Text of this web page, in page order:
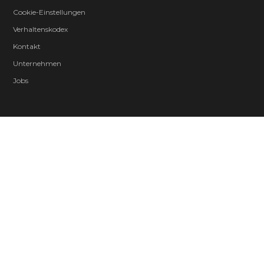
Cookie-Einstellungen
Verhaltenskodex
Kontakt
Unternehmen
Jobs